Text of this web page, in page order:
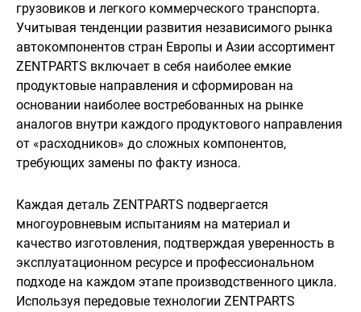
грузовиков и легкого коммерческого транспорта.
Учитывая тенденции развития независимого рынка
автокомпонентов стран Европы и Азии ассортимент
ZENTPARTS включает в себя наиболее емкие
продуктовые направления и сформирован на
основании наиболее востребованных на рынке
аналогов внутри каждого продуктового направления
от «расходников» до сложных компонентов,
требующих замены по факту износа.
Каждая деталь ZENTPARTS подвергается
многоуровневым испытаниям на материал и
качество изготовления, подтверждая уверенность в
эксплуатационном ресурсе и профессиональном
подходе на каждом этапе производственного цикла.
Используя передовые технологии ZENTPARTS